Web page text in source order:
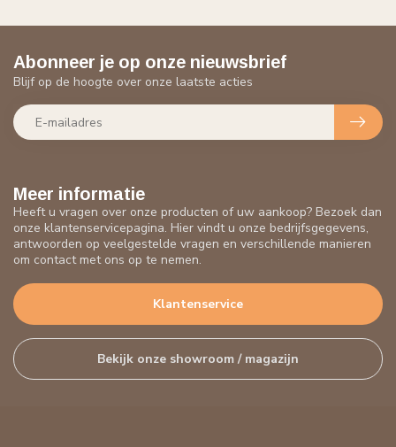
Meer informatie
Heeft u vragen over onze producten of uw aankoop? Bezoek dan
onze klantenservicepagina. Hier vindt u onze bedrijfsgegevens,
antwoorden op veelgestelde vragen en verschillende manieren
om contact met ons op te nemen.
Klantenservice
Bekijk onze showroom / magazijn
Abonneer je op onze nieuwsbrief
Blijf op de hoogte over onze laatste acties